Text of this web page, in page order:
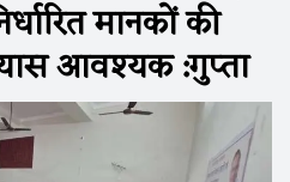
मानकों की
आवश्यक :गुप्ता